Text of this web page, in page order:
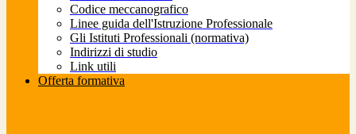
Codice meccanografico
Linee guida dell'Istruzione Professionale
Gli Istituti Professionali (normativa)
Indirizzi di studio
Link utili
Offerta formativa